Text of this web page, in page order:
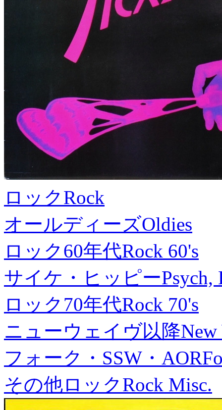
ロックRock
オールディーズOldies
ロック60年代Rock 60's
サイケ・ヒッピーPsych,
ロック70年代Rock 70's
ニューウェイヴ以降New
フォーク・SSW・AOR
その他ロックRock Misc.